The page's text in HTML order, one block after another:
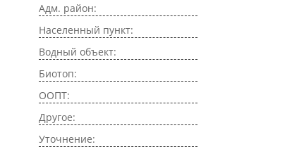
Адм. район:
Населенный пункт:
Водный объект:
Биотоп:
ООПТ:
Другое:
Уточнение: